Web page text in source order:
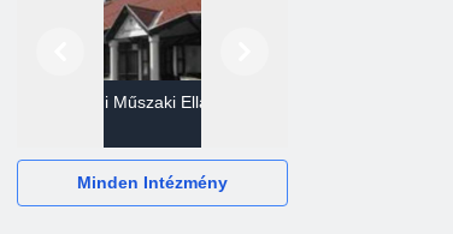
Gazdasági Műszaki Ellátó
Minden Intézmény